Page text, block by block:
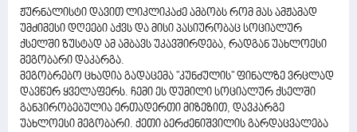
ჟურნალისტი დავით ლიკლიკაძე ამბობს რომ მას ამჟამად
უმძიმესი დღეები აქვს და მისი პასიურობაც სოციალურ
ქსელში ზუსტად ამ ამბავს უკავშირდება, რადგან უახლოესი
მეგობარი დაკარგა.
მეგობრებო ცხადია გადაცემა "კუნძულის" ფინალზე ვრცლად
დავწერ ყველაფერს. ჩემი ეს დუმილი სოციალურ ქსელში
განპირობებულია ერთადერთი მიზეზით, დავკარგე
უახლოესი მეგობარი. ქეთი ბერძენიშვილის გარდაცვალება